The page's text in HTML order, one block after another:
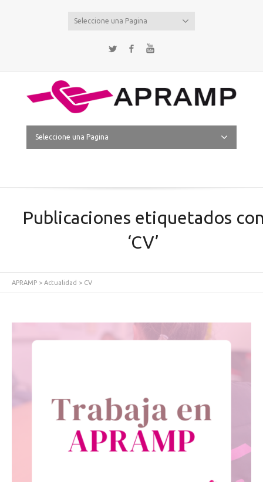
Seleccione una Pagina
Twitter Facebook
Seleccione una Pagina
Publicaciones etiquetados
‘CV’
APRAMP > Actualidad > CV